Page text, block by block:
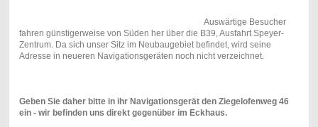
Auswärtige Besucher
fahren günstigerweise von Süden her über die B39, Ausfahrt Speyer-
Zentrum. Da sich unser Sitz im Neubaugebiet befindet, wird seine
Adresse in neueren Navigationsgeräten noch nicht verzeichnet.
Geben Sie daher bitte in ihr Navigationsgerät den Ziegelofenweg 46
ein - wir befinden uns direkt gegenüber im Eckhaus.